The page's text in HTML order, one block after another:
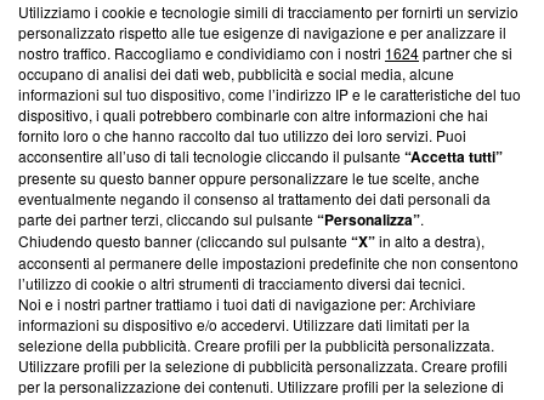
Questa sezione offre informazioni trasparenti su Blasting
News, sui nostri processi editoriali e su come ci impegniamo a
creare news di qualità. Inoltre, afferma la nostra aderenza a
‘Trust Project - News with Integrity’Blasting News non è
ancora membro del programma, ma ha richiesto di farne
parte; Trust Project non ha ancora effettuato una verifica di
conformità agli standard.
Su di noi
Team editoriale
Corporate
Redazione
Utilizziamo i cookie e tecnologie simili di tracciamento per fornirti un servizio
personalizzato rispetto alle tue esigenze di navigazione e per analizzare il
nostro traffico. Raccogliamo e condividiamo con i nostri 1624partner che si
occupano di analisi dei dati web, pubblicità e social media, alcune
informazioni sul tuo dispositivo, come l’indirizzo IP e le caratteristiche del tuo
dispositivo, i quali potrebbero combinarle con altre informazioni che hai
fornito loro o che hanno raccolto dal tuo utilizzo dei loro servizi. Puoi
acconsentire all’uso di tali tecnologie cliccando il pulsante“Accetta tutti”
presente su questo banner oppure personalizzare le tue scelte, anche
eventualmente negando il consenso al trattamento dei dati personali da
parte dei partner terzi, cliccando sul pulsante“Personalizza”.
Chiudendo questo banner (cliccando sul pulsante“X”in alto a destra),
acconsenti al permanere delle impostazioni predefinite che non consentono
l’utilizzo di cookie o altri strumenti di tracciamento diversi dai tecnici.
Noi e i nostri partner trattiamo i tuoi dati di navigazione per: Archiviare
informazioni su dispositivo e/o accedervi. Utilizzare dati limitati per la
selezione della pubblicità. Creare profili per la pubblicità personalizzata.
Utilizzare profili per la selezione di pubblicità personalizzata. Creare profili
per la personalizzazione dei contenuti. Utilizzare profili per la selezione di